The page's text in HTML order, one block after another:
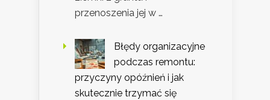
przenoszenia jej w …
Błędy organizacyjne
podczas remontu:
przyczyny opóźnień i jak
skutecznie trzymać się